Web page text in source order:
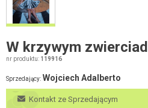
W krzywym
nr produktu: 119916
Sprzedający: Wojciech Adalberto
Kontakt ze Sprzedającym